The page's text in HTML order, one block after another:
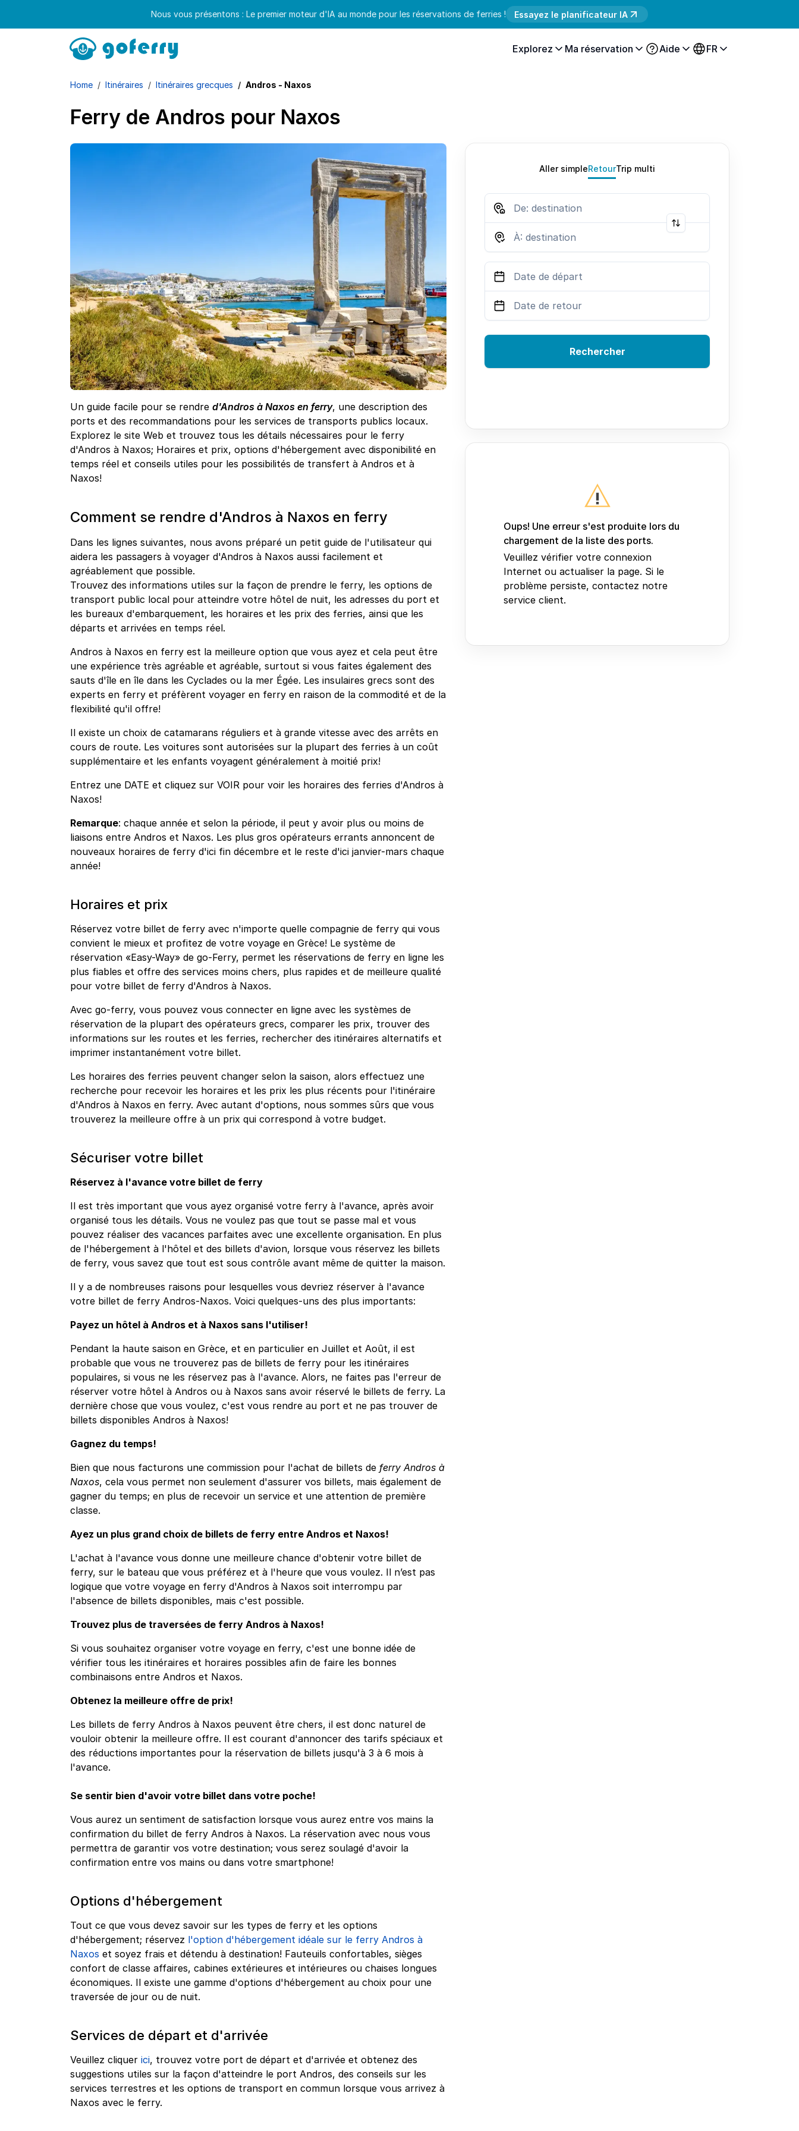
Nous vous présentons : Le premier moteur d'IA au monde pour les réservations de ferries ! Essayez le planificateur IA
Explorez Ma réservation Aide FR
Home Itinéraires Itinéraires grecques Andros - Naxos
Ferry de Andros pour Naxos
Un guide facile pour se rendre d'Andros à Naxos en ferry, une description des
ports et des recommandations pour les services de transports publics locaux.
Explorez le site Web et trouvez tous les détails nécessaires pour le ferry
d'Andros à Naxos; Horaires et prix, options d'hébergement avec disponibilité en
temps réel et conseils utiles pour les possibilités de transfert à Andros et à
Naxos!
Comment se rendre d'Andros à Naxos en ferry
Dans les lignes suivantes, nous avons préparé un petit guide de l'utilisateur qui
aidera les passagers à voyager d'Andros à Naxos aussi facilement et
agréablement que possible.
Trouvez des informations utiles sur la façon de prendre le ferry, les options de
transport public local pour atteindre votre hôtel de nuit, les adresses du port et
les bureaux d'embarquement, les horaires et les prix des ferries, ainsi que les
départs et arrivées en temps réel.
Andros à Naxos en ferry est la meilleure option que vous ayez et cela peut être
une expérience très agréable et agréable, surtout si vous faites également des
sauts d'île en île dans les Cyclades ou la mer Égée. Les insulaires grecs sont des
experts en ferry et préfèrent voyager en ferry en raison de la commodité et de la
flexibilité qu'il offre!
Il existe un choix de catamarans réguliers et à grande vitesse avec des arrêts en
cours de route. Les voitures sont autorisées sur la plupart des ferries à un coût
supplémentaire et les enfants voyagent généralement à moitié prix!
Entrez une DATE et cliquez sur VOIR pour voir les horaires des ferries d'Andros à
Naxos!
Remarque: chaque année et selon la période, il peut y avoir plus ou moins de
liaisons entre Andros et Naxos. Les plus gros opérateurs errants annoncent de
nouveaux horaires de ferry d'ici fin décembre et le reste d'ici janvier-mars chaque
année!
Horaires et prix
Réservez votre billet de ferry avec n'importe quelle compagnie de ferry qui vous
convient le mieux et profitez de votre voyage en Grèce! Le système de
réservation «Easy-Way» de go-Ferry, permet les réservations de ferry en ligne les
plus fiables et offre des services moins chers, plus rapides et de meilleure qualité
pour votre billet de ferry d'Andros à Naxos.
Avec go-ferry, vous pouvez vous connecter en ligne avec les systèmes de
réservation de la plupart des opérateurs grecs, comparer les prix, trouver des
informations sur les routes et les ferries, rechercher des itinéraires alternatifs et
imprimer instantanément votre billet.
Les horaires des ferries peuvent changer selon la saison, alors effectuez une
recherche pour recevoir les horaires et les prix les plus récents pour l'itinéraire
d'Andros à Naxos en ferry. Avec autant d'options, nous sommes sûrs que vous
trouverez la meilleure offre à un prix qui correspond à votre budget.
Sécuriser votre billet
Réservez à l'avance votre billet de ferry
Il est très important que vous ayez organisé votre ferry à l'avance, après avoir
organisé tous les détails. Vous ne voulez pas que tout se passe mal et vous
pouvez réaliser des vacances parfaites avec une excellente organisation. En plus
de l'hébergement à l'hôtel et des billets d'avion, lorsque vous réservez les billets
de ferry, vous savez que tout est sous contrôle avant même de quitter la maison.
Il y a de nombreuses raisons pour lesquelles vous devriez réserver à l'avance
votre billet de ferry Andros-Naxos. Voici quelques-uns des plus importants:
Payez un hôtel à Andros et à Naxos sans l'utiliser!
Pendant la haute saison en Grèce, et en particulier en Juillet et Août, il est
probable que vous ne trouverez pas de billets de ferry pour les itinéraires
populaires, si vous ne les réservez pas à l'avance. Alors, ne faites pas l'erreur de
réserver votre hôtel à Andros ou à Naxos sans avoir réservé le billets de ferry. La
dernière chose que vous voulez, c'est vous rendre au port et ne pas trouver de
billets disponibles Andros à Naxos!
Gagnez du temps!
Bien que nous facturons une commission pour l'achat de billets de ferry Andros à
Naxos, cela vous permet non seulement d'assurer vos billets, mais également de
gagner du temps; en plus de recevoir un service et une attention de première
classe.
Ayez un plus grand choix de billets de ferry entre Andros et Naxos!
L'achat à l'avance vous donne une meilleure chance d'obtenir votre billet de
ferry, sur le bateau que vous préférez et à l'heure que vous voulez. Il n’est pas
logique que votre voyage en ferry d'Andros à Naxos soit interrompu par
l'absence de billets disponibles, mais c'est possible.
Trouvez plus de traversées de ferry Andros à Naxos!
Si vous souhaitez organiser votre voyage en ferry, c'est une bonne idée de
vérifier tous les itinéraires et horaires possibles afin de faire les bonnes
combinaisons entre Andros et Naxos.
Obtenez la meilleure offre de prix!
Les billets de ferry Andros à Naxos peuvent être chers, il est donc naturel de
vouloir obtenir la meilleure offre. Il est courant d'annoncer des tarifs spéciaux et
des réductions importantes pour la réservation de billets jusqu'à 3 à 6 mois à
l'avance.
Se sentir bien d'avoir votre billet dans votre poche!
Vous aurez un sentiment de satisfaction lorsque vous aurez entre vos mains la
confirmation du billet de ferry Andros à Naxos. La réservation avec nous vous
permettra de garantir vos votre destination; vous serez soulagé d'avoir la
confirmation entre vos mains ou dans votre smartphone!
Options d'hébergement
Tout ce que vous devez savoir sur les types de ferry et les options
d'hébergement; réservez l'option d'hébergement idéale sur le ferry Andros à
Naxos et soyez frais et détendu à destination! Fauteuils confortables, sièges
confort de classe affaires, cabines extérieures et intérieures ou chaises longues
économiques. Il existe une gamme d'options d'hébergement au choix pour une
traversée de jour ou de nuit.
Services de départ et d'arrivée
Veuillez cliquer ici, trouvez votre port de départ et d'arrivée et obtenez des
suggestions utiles sur la façon d'atteindre le port Andros, des conseils sur les
services terrestres et les options de transport en commun lorsque vous arrivez à
Naxos avec le ferry.
Aller simpleRetourTrip multi
Rechercher
Oups! Une erreur s'est produite lors du
chargement de la liste des ports.
Veuillez vérifier votre connexion
Internet ou actualiser la page. Si le
problème persiste, contactez notre
service client.